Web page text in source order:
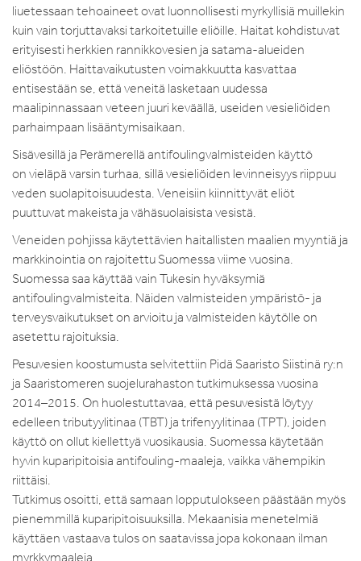
liuetessaan tehoaineet ovat luonnollisesti myrkyllisiä muillekin
kuin vain torjuttavaksi tarkoitetuille eliöille. Haitat kohdistuvat
erityisesti herkkien rannikkovesien ja satama-alueiden
eliöstöön. Haittavaikutusten voimakkuutta kasvattaa
entisestään se, että veneitä lasketaan uudessa
maalipinnassaan veteen juuri keväällä, useiden vesieliöiden
parhaimpaan lisääntymisaikaan.
Sisävesillä ja Perämerellä antifoulingvalmisteiden käyttö
on vieläpä varsin turhaa, sillä vesieliöiden levinneisyys riippuu
veden suolapitoisuudesta. Veneisiin kiinnittyvät eliöt
puuttuvat makeista ja vähäsuolaisista vesistä.
Veneiden pohjissa käytettävien haitallisten maalien myyntiä ja
markkinointia on rajoitettu Suomessa viime vuosina.
Suomessa saa käyttää vain Tukesin hyväksymiä
antifoulingvalmisteita. Näiden valmisteiden ympäristö- ja
terveysvaikutukset on arvioitu ja valmisteiden käytölle on
asetettu rajoituksia.
Pesuvesien koostumusta selvitettiin Pidä Saaristo Siistinä ry:n
ja Saaristomeren suojelurahaston tutkimuksessa vuosina
2014–2015. On huolestuttavaa, että pesuvesistä löytyy
edelleen tributyylitinaa (TBT) ja trifenyylitinaa (TPT), joiden
käyttö on ollut kiellettyä vuosikausia. Suomessa käytetään
hyvin kuparipitoisia antifouling-maaleja, vaikka vähempikin
riittäisi.
Tutkimus osoitti, että samaan lopputulokseen päästään myös
pienemmillä kuparipitoisuuksilla. Mekaanisia menetelmiä
käyttäen vastaava tulos on saatavissa jopa kokonaan ilman
myrkkymaaleja.